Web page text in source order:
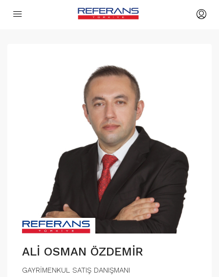
ALİ OSMAN ÖZDEMİR
GAYRİMENKUL SATIŞ DANIŞMANI